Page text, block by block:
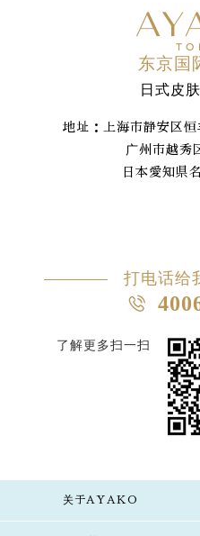
东京国
日式皮
地址：上海市静安区
广州市越秀区
日本愛知県名
打电话给
了解更多扫一扫
关于AYAKO